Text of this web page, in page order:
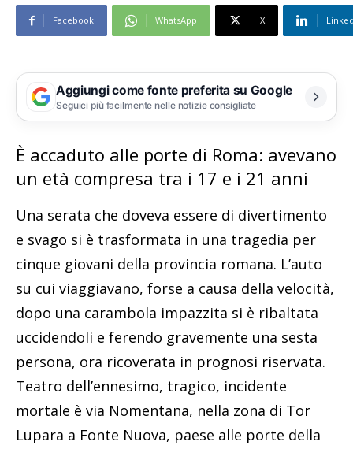
Facebook WhatsApp X
Aggiungi come fonte preferita su Google
Seguici più facilmente nelle notizie consigliate
È accaduto alle porte di Roma: avevano
un età compresa tra i 17 e i 21 anni
Una serata che doveva essere di divertimento
e svago si è trasformata in una tragedia per
cinque giovani della provincia romana. L’auto
su cui viaggiavano, forse a causa della velocità,
dopo una carambola impazzita si è ribaltata
uccidendoli e ferendo gravemente una sesta
persona, ora ricoverata in prognosi riservata.
Teatro dell’ennesimo, tragico, incidente
mortale è via Nomentana, nella zona di Tor
Lupara a Fonte Nuova, paese alle porte della